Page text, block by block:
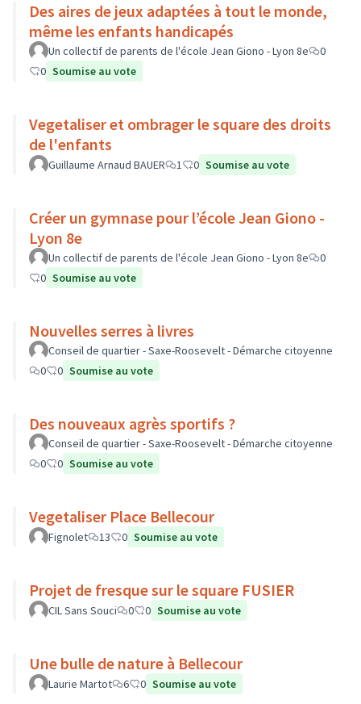
Des aires de jeux adaptées à tout le monde,
même les enfants handicapés
Un collectif de parents de l'école Jean Giono - Lyon 8e
0
0 Soumise au vote
Vegetaliser et ombrager le square des droits
de l'enfants
Guillaume Arnaud BAUER 1 0 Soumise au vote
Créer un gymnase pour l’école Jean Giono -
Lyon 8e
Un collectif de parents de l'école Jean Giono - Lyon 8e
0
0 Soumise au vote
Nouvelles serres à livres
Conseil de quartier - Saxe-Roosevelt - Démarche citoyenne
0
0 Soumise au vote
Des nouveaux agrès sportifs ?
Conseil de quartier - Saxe-Roosevelt - Démarche citoyenne
0
0 Soumise au vote
Vegetaliser Place Bellecour
Fignolet 13 0 Soumise au vote
Projet de fresque sur le square FUSIER
CIL Sans Souci 0 0 Soumise au vote
Une bulle de nature à Bellecour
Laurie Martot 6 0 Soumise au vote